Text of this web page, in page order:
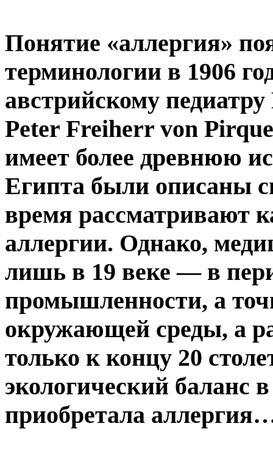
Понятие «аллергия»
терминологии в 1906
австрийскому
Peter Freiherr von
имеет более древнюю
Египта были описаны
время рассматривают
аллергии. Однако,
лишь в 19 веке — в
промышленности, а
окружающей среды, а
только к концу 20
экологический баланс
приобретала